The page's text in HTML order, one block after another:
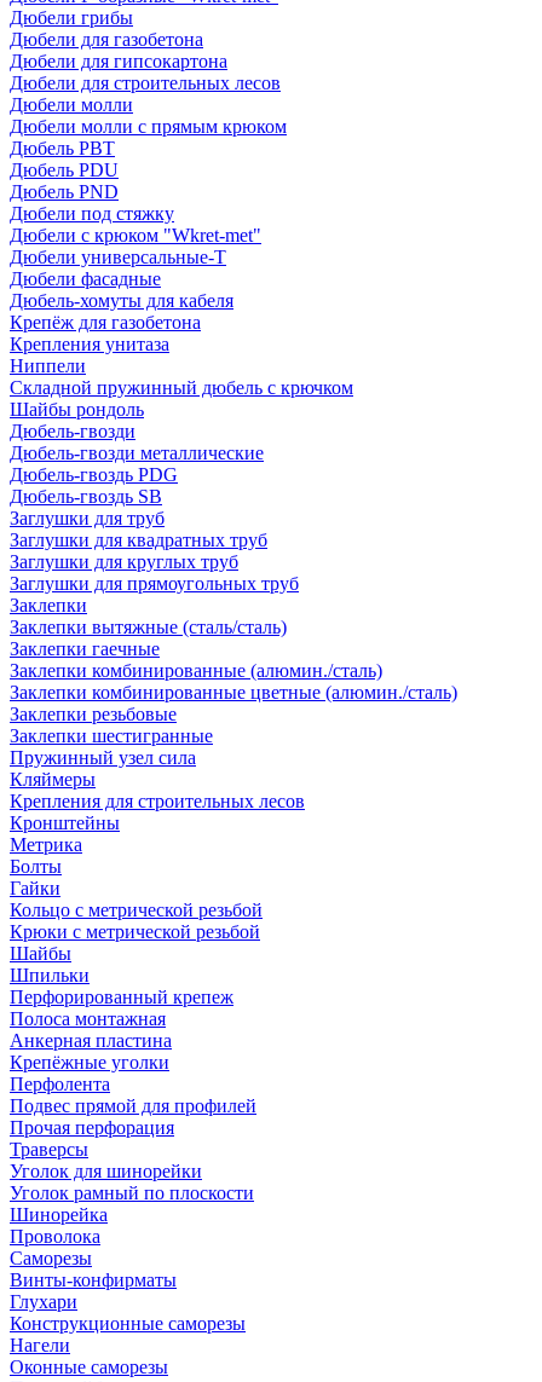
Дюбели грибы
Дюбели для газобетона
Дюбели для гипсокартона
Дюбели для строительных лесов
Дюбели молли
Дюбели молли с прямым крюком
Дюбель PBT
Дюбель PDU
Дюбель PND
Дюбели под стяжку
Дюбели с крюком "Wkret-met"
Дюбели универсальные-Т
Дюбели фасадные
Дюбель-хомуты для кабеля
Крепёж для газобетона
Крепления унитаза
Ниппели
Складной пружинный дюбель с крючком
Шайбы рондоль
Дюбель-гвозди
Дюбель-гвозди металлические
Дюбель-гвоздь PDG
Дюбель-гвоздь SB
Заглушки для труб
Заглушки для квадратных труб
Заглушки для круглых труб
Заглушки для прямоугольных труб
Заклепки
Заклепки вытяжные (сталь/сталь)
Заклепки гаечные
Заклепки комбинированные (алюмин./сталь)
Заклепки комбинированные цветные (алюмин./сталь)
Заклепки резьбовые
Заклепки шестигранные
Пружинный узел сила
Кляймеры
Крепления для строительных лесов
Кронштейны
Метрика
Болты
Гайки
Кольцо с метрической резьбой
Крюки с метрической резьбой
Шайбы
Шпильки
Перфорированный крепеж
Полоса монтажная
Анкерная пластина
Крепёжные уголки
Перфолента
Подвес прямой для профилей
Прочая перфорация
Траверсы
Уголок для шинорейки
Уголок рамный по плоскости
Шинорейка
Проволока
Саморезы
Винты-конфирматы
Глухари
Конструкционные саморезы
Нагели
Оконные саморезы